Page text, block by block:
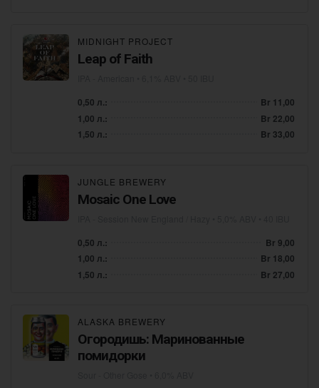
MIDNIGHT PROJECT
Leap of Faith
0,50 л.:
Br 11,00
1,00 л.:
Br 22,00
1,50 л.:
Br 33,00
JUNGLE BREWERY
Mosaic One Love
0,50 л.:
Br 9,00
1,00 л.:
Br 18,00
1,50 л.:
Br 27,00
ALASKA BREWERY
Огородишь: Маринованные
помидорки